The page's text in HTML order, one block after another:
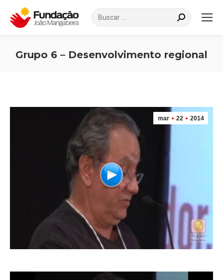
Search:
Grupo 6 – Desenvolvimento regional
mar 22 2014